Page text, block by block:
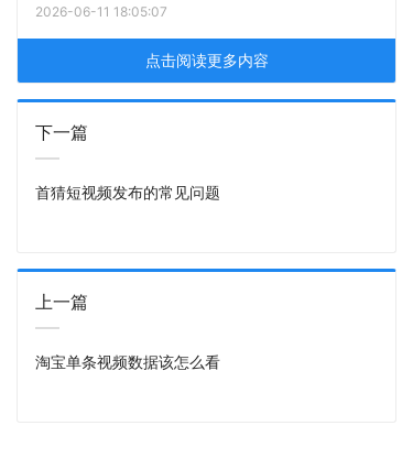
2026-06-11 18:05:07
点击阅读更多内容
下一篇
首猜短视频发布的常见问题
上一篇
淘宝单条视频数据该怎么看